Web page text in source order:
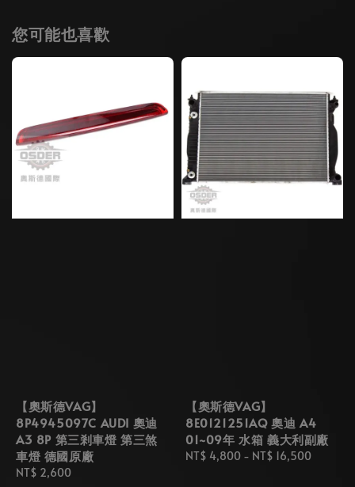
您可能也喜歡
【奧斯德VAG】
8P4945097C AUDI 奧迪
A3 8P 第三剎車燈 第三煞
車燈 德國原廠
Regular
NT$ 2,600
【奧斯德VAG】
8E0121251AQ 奧迪 A4
01~09年 水箱 義大利副廠
Regular
NT$ 4,800 - NT$ 16,500